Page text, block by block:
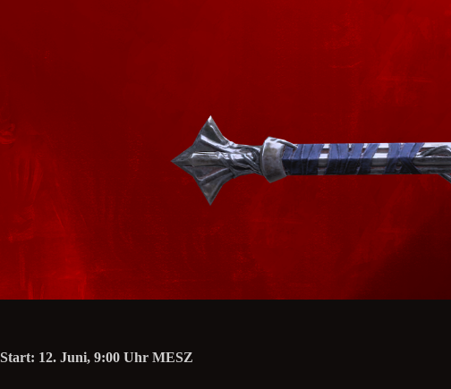
Start: 12. Juni, 9:00 Uhr MESZ